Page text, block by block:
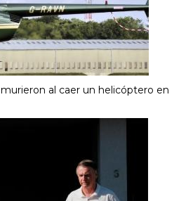
al caer un helicóptero en